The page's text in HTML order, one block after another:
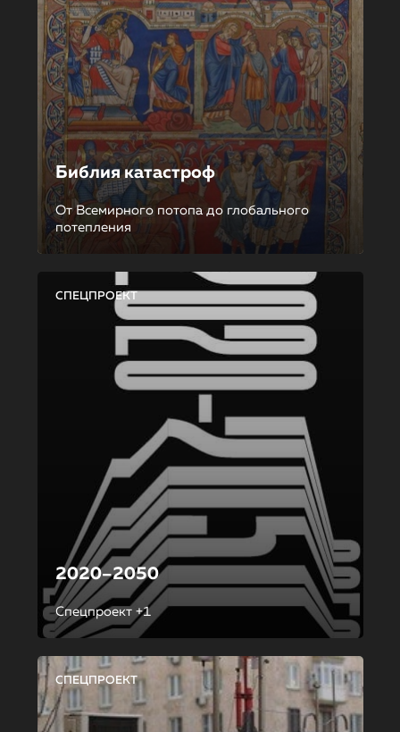
Библия катастроф
От Всемирного потопа до глобального
потепления
СПЕЦПРОЕКТ
2020–2050
Спецпроект +1
СПЕЦПРОЕКТ